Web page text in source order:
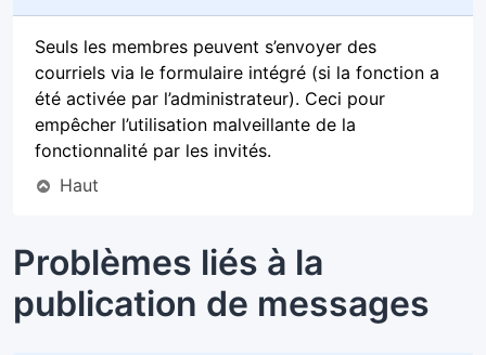
Seuls les membres peuvent s’envoyer des
courriels via le formulaire intégré (si la fonction a
été activée par l’administrateur). Ceci pour
empêcher l’utilisation malveillante de la
fonctionnalité par les invités.
Haut
Problèmes liés à la
publication de messages